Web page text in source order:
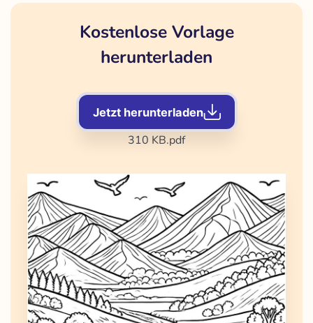
Kostenlose Vorlage
herunterladen
Jetzt herunterladen
310 KB.pdf